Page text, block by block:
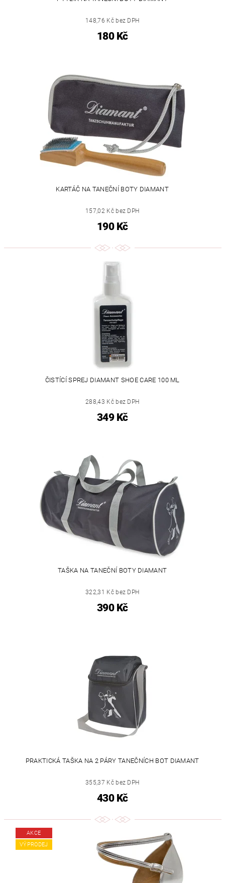
148,76 Kč bez DPH
180 Kč
KARTÁČ NA TANEČNÍ BOTY DIAMANT
157,02 Kč bez DPH
190 Kč
ČISTÍCÍ SPREJ DIAMANT SHOE CARE 100 ML
288,43 Kč bez DPH
349 Kč
TAŠKA NA TANEČNÍ BOTY DIAMANT
322,31 Kč bez DPH
390 Kč
PRAKTICKÁ TAŠKA NA 2 PÁRY TANEČNÍCH BOT DIAMANT
355,37 Kč bez DPH
430 Kč
AKCE
VÝPRODEJ